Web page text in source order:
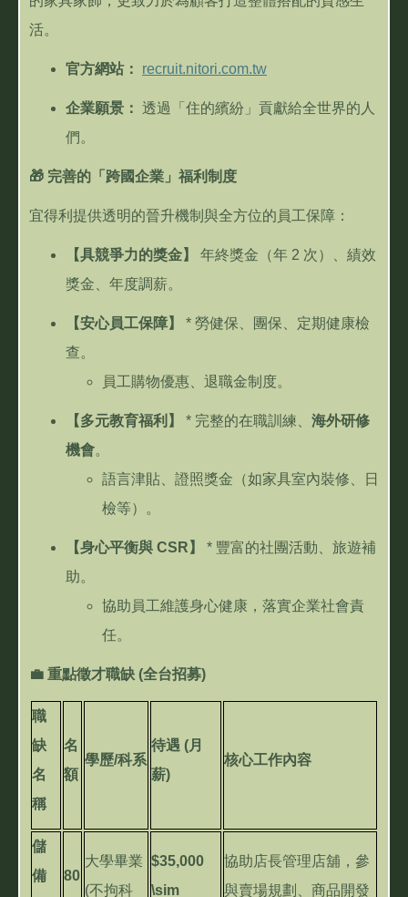
活。
官方網站： recruit.nitori.com.tw
企業願景： 透過「住的繽紛」貢獻給全世界的人
們。
🎁 完善的「跨國企業」福利制度
宜得利提供透明的晉升機制與全方位的員工保障：
【具競爭力的獎金】 年終獎金（年 2 次）、績效
獎金、年度調薪。
【安心員工保障】 * 勞健保、團保、定期健康檢
查。
員工購物優惠、退職金制度。
【多元教育福利】 * 完整的在職訓練、 海外研修
機會。
語言津貼、證照獎金（如家具室內裝修、日
檢等）。
【身心平衡與 CSR 】 * 豐富的社團活動、旅遊補
助。
協助員工維護身心健康，落實企業社會責
任。
💼 重點徵才職缺 (全台招募)
職
缺
名
稱
名
額
學歷/科系
待遇 (月
薪)
核心工作內容
儲
備
80
大學畢業
(不拘科
$35,000
\sim
協助店長管理店舖，參
與賣場規劃、商品開發